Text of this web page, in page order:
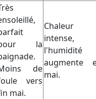
la
de
vers
mai.
Chaleur
intense,
l'humidité
augmente
mai.